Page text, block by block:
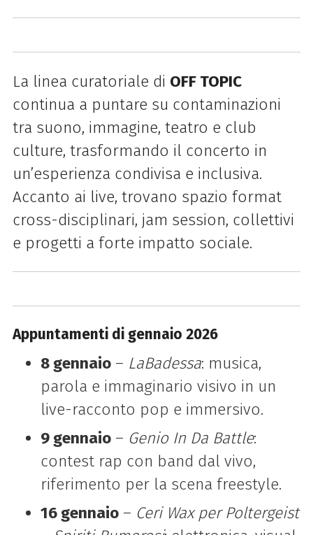
La linea curatoriale di OFF TOPIC
continua a puntare su contaminazioni
tra suono, immagine, teatro e club
culture, trasformando il concerto in
un’esperienza condivisa e inclusiva.
Accanto ai live, trovano spazio format
cross-disciplinari, jam session, collettivi
e progetti a forte impatto sociale.
Appuntamenti di gennaio 2026
8 gennaio– LaBadessa: musica,
parola e immaginario visivo in un
live-racconto pop e immersivo.
9 gennaio– Genio In Da Battle:
contest rap con band dal vivo,
riferimento per la scena freestyle.
16 gennaio– Ceri Wax per Poltergeist